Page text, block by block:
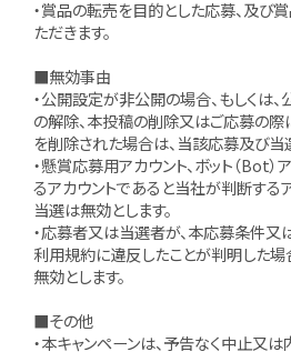
・賞品の転売を目的とした応募、及び
ただきます。
■無効事由
・公開設定が非公開の場合、もしくは
の解除、本投稿の削除又はご応募の際
を削除された場合は、当該応募及び当
・懸賞応募用アカウント、ボット（Bot
るアカウントであると当社が判断する
当選は無効とします。
・応募者又は当選者が、本応募条件又
利用規約に違反したことが判明した
無効とします。
■その他
・本キャンペーンは、予告なく中止又